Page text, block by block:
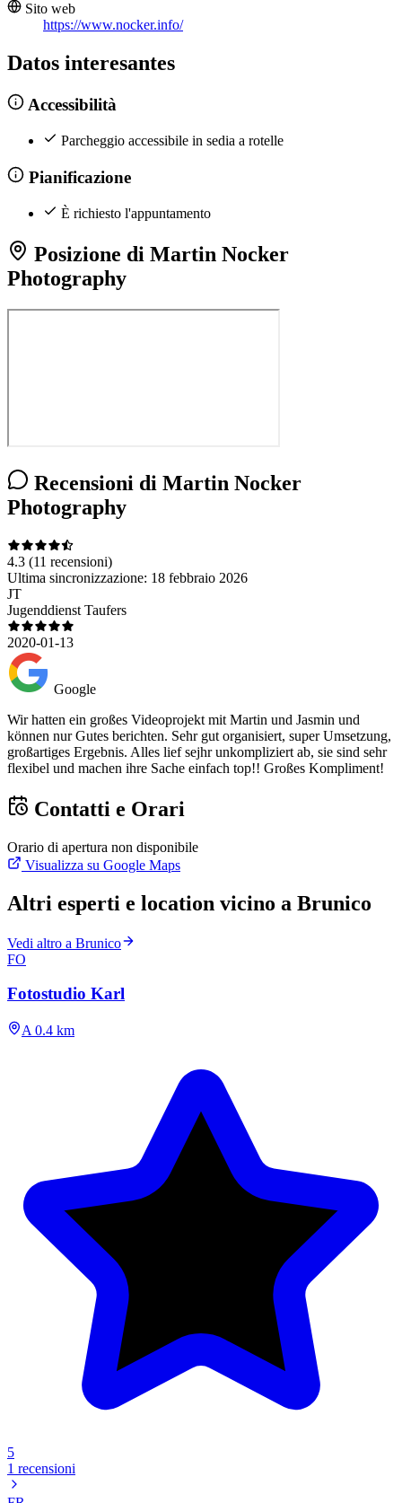
Sito web
https://www.nocker.info/
Datos interesantes
Accessibilità
Parcheggio accessibile in sedia a rotelle
Pianificazione
È richiesto l'appuntamento
Posizione di Martin Nocker
Photography
Recensioni di Martin Nocker
Photography
4.3 (11 recensioni)
Ultima sincronizzazione: 18 febbraio 2026
JT
Jugenddienst Taufers
2020-01-13
Google
Wir hatten ein großes Videoprojekt mit Martin und Jasmin und
können nur Gutes berichten. Sehr gut organisiert, super Umsetzung,
großartiges Ergebnis. Alles lief sejhr unkompliziert ab, sie sind sehr
flexibel und machen ihre Sache einfach top!! Großes Kompliment!
Contatti e Orari
Orario di apertura non disponibile
Visualizza su Google Maps
Altri esperti e location vicino a Brunico
Vedi altro a Brunico
FO
Fotostudio Karl
A 0.4 km
5
1 recensioni